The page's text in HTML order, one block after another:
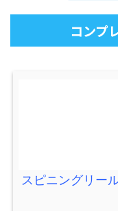
コンプ
スピニングリー